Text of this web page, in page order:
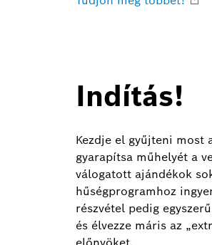
Indítás!
Kezdje el gyűjteni most
gyarapítsa műhelyét a
válogatott ajándékok
hűségprogramhoz
részvétel pedig
és élvezze máris az